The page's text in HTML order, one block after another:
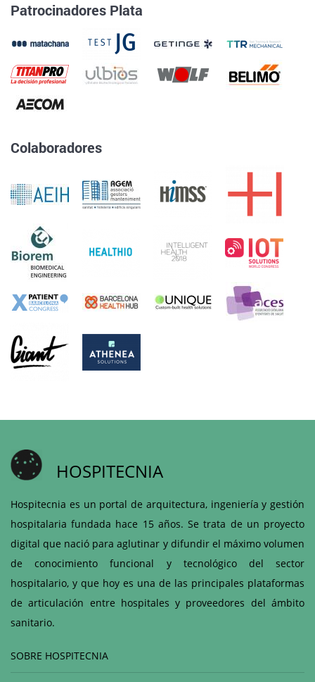
Patrocinadores Plata
Colaboradores
HOSPITECNIA
Hospitecnia es un portal de arquitectura, ingeniería y gestión
hospitalaria fundada hace 15 años. Se trata de un proyecto
digital que nació para aglutinar y difundir el máximo volumen
de conocimiento funcional y tecnológico del sector
hospitalario, y que hoy es una de las principales plataformas
de articulación entre hospitales y proveedores del ámbito
sanitario.
SOBRE HOSPITECNIA